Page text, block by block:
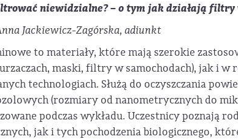
niewidzialne? – o tym jak działają filtry
Jackiewicz-Zagórska, adiunkt
to materiały, które mają szerokie
maski, filtry w samochodach), jak i w
technologiach. Służą do oczyszczania
(rozmiary od nanometrycznych do
podczas wykładu. Uczestnicy poznają
jak i tych pochodzenia biologicznego,